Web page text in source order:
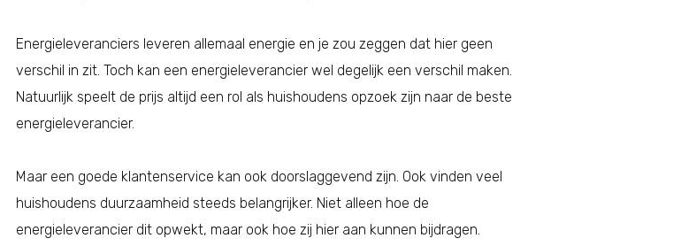
Energieleveranciers leveren allemaal energie en je zou zeggen dat hier geen
verschil in zit. Toch kan een energieleverancier wel degelijk een verschil maken.
Natuurlijk speelt de prijs altijd een rol als huishoudens opzoek zijn naar de beste
energieleverancier.
Maar een goede klantenservice kan ook doorslaggevend zijn. Ook vinden veel
huishoudens duurzaamheid steeds belangrijker. Niet alleen hoe de
energieleverancier dit opwekt, maar ook hoe zij hier aan kunnen bijdragen.